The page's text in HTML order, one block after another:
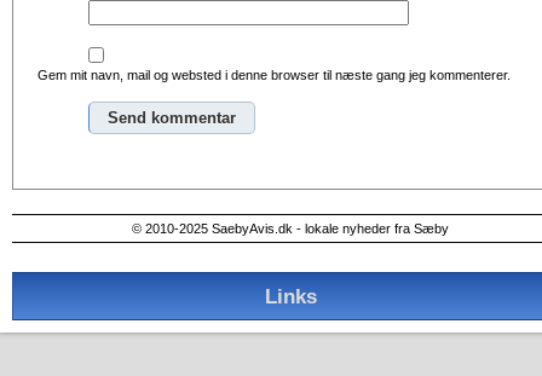
Gem mit navn, mail og websted i denne browser til næste gang jeg kommenterer.
© 2010-2025 SaebyAvis.dk - lokale nyheder fra Sæby
Links